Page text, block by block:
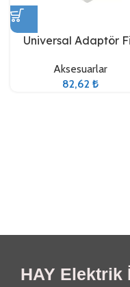
Universal Adaptör
Aksesuarlar
82,62 ₺
HAY Elektrik